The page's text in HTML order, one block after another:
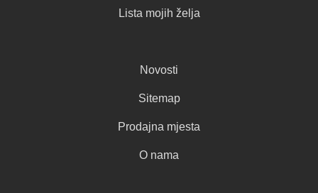
Lista mojih želja
Novosti
Sitemap
Prodajna mjesta
O nama